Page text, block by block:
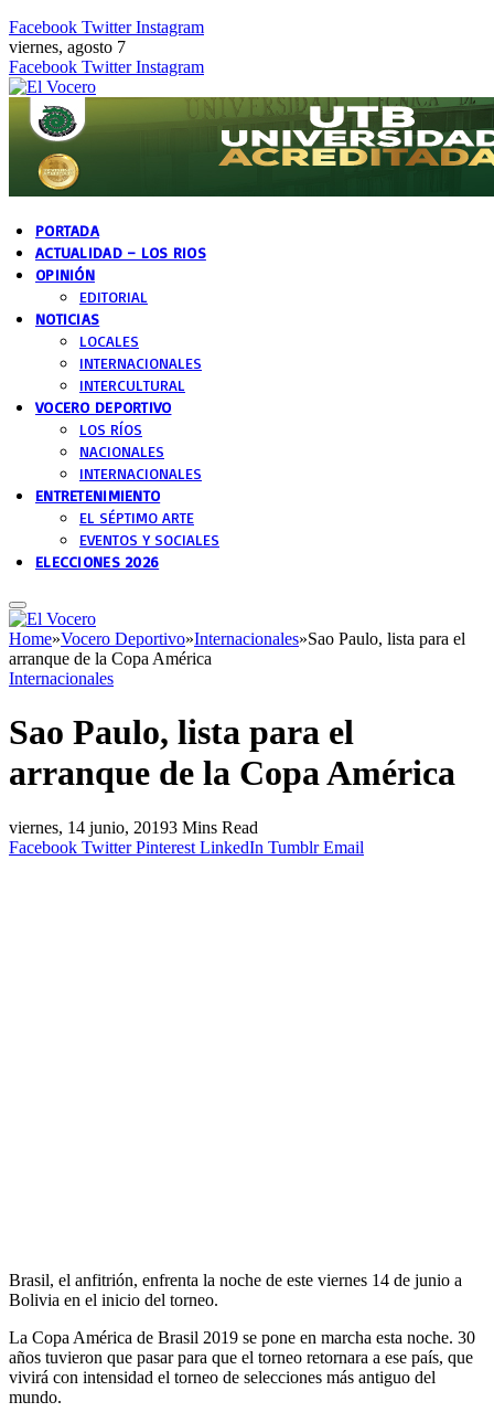
Facebook Twitter Instagram
viernes, agosto 7
Facebook Twitter Instagram
PORTADA
ACTUALIDAD – LOS RIOS
OPINIÓN
EDITORIAL
NOTICIAS
LOCALES
INTERNACIONALES
INTERCULTURAL
VOCERO DEPORTIVO
LOS RÍOS
NACIONALES
INTERNACIONALES
ENTRETENIMIENTO
EL SÉPTIMO ARTE
EVENTOS Y SOCIALES
ELECCIONES 2026
Home»Vocero Deportivo»Internacionales»Sao Paulo, lista para el
arranque de la Copa América
Internacionales
Sao Paulo, lista para el
arranque de la Copa América
viernes, 14 junio, 20193 Mins Read
Facebook Twitter Pinterest LinkedIn Tumblr Email
Brasil, el anfitrión, enfrenta la noche de este viernes 14 de junio a
Bolivia en el inicio del torneo.
La Copa América de Brasil 2019 se pone en marcha esta noche. 30
años tuvieron que pasar para que el torneo retornara a ese país, que
vivirá con intensidad el torneo de selecciones más antiguo del
mundo.